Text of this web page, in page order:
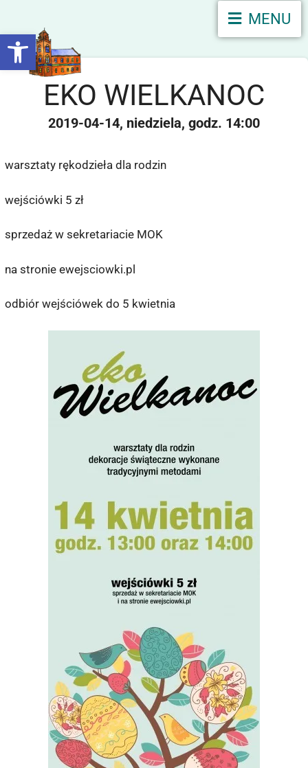
Otwórz pasek narzędzi
MENU
EKO WIELKANOC
2019-04-14 niedziela 14:00
warsztaty rękodzieła dla rodzin
wejściówki 5 zł
sprzedaż w sekretariacie MOK
na stronie ewejsciowki.pl
odbiór wejściówek do 5 kwietnia